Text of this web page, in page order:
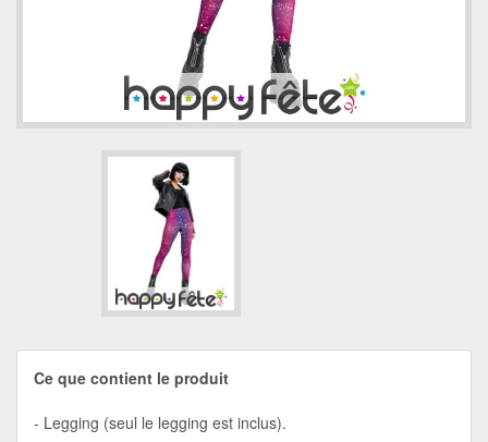
Ce que contient le produit
Legging (seul le legging est inclus).